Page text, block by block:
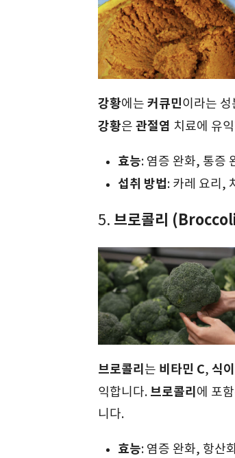
강황에는 커큐민이라는 성
강황은 관절염 치료에 유
효능: 염증 완화, 통증
섭취 방법: 카레 요리,
5. 브로콜리
브로콜리 는 비타민 C, 식
익합니다. 브로콜리 에 포
니다.
효능: 염증 완화, 항산